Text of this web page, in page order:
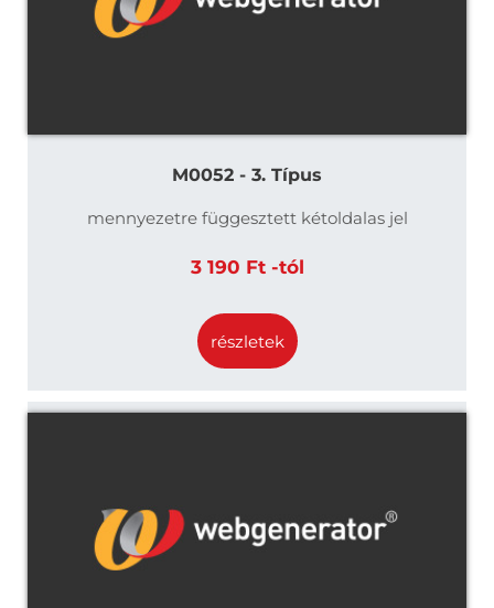
M0052 - 3. Típus
mennyezetre függesztett kétoldalas jel
3 190 Ft -tól
részletek